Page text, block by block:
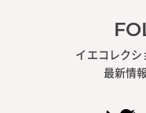
イエコレク
最新情